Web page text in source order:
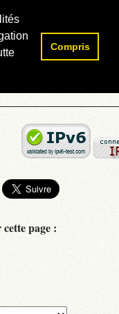
Compris
Rechercher :
page :